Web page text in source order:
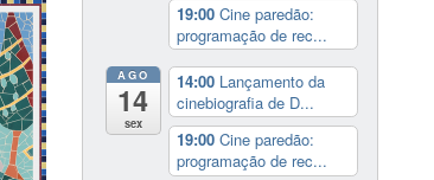
19:00 Cine paredão:
programação de rec...
AGO
14
sex
14:00 Lançamento da
cinebiografia de D...
19:00 Cine paredão:
programação de rec...